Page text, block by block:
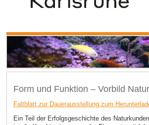
Form und Funktion – Vorbild Natur
Faltblatt zur Dauerausstellung zum
Ein Teil der Erfolgsgeschichte des